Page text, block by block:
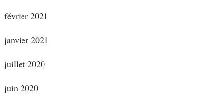
février 2021
janvier 2021
juillet 2020
juin 2020